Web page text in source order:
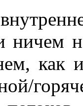
ничем
как